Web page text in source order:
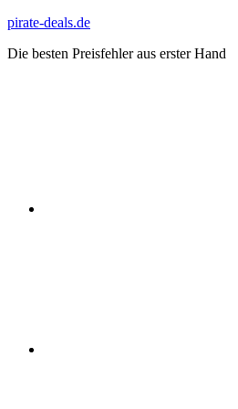
Zum
springen
pirate-deals.de
Die besten Preisfehler aus erster Hand